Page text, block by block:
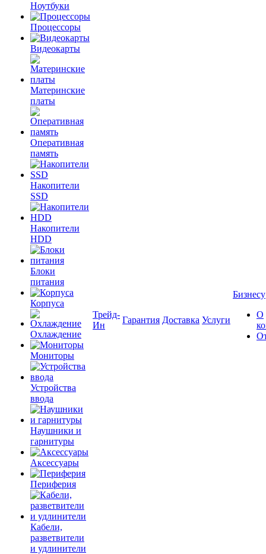
Ноутбуки
Процессоры
Видеокарты
Материнские
платы
Оперативная
память
Накопители
SSD
Накопители
HDD
Блоки
питания
Корпуса
Охлаждение
Мониторы
Устройства
ввода
Наушники и
гарнитуры
Аксессуары
Периферия
Кабели,
разветвители
и удлинители
Трейд-
Ин
Гарантия Доставка Услуги
Бизнесу
О